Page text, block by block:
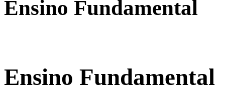
Ensino Fundamental
Ensino Fundamental